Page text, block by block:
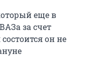
еще в
за счет
он не